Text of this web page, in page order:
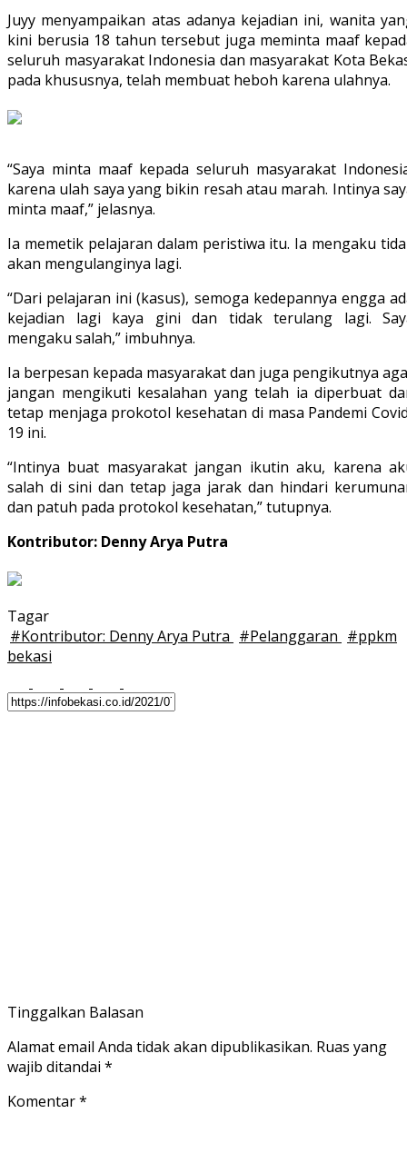
Juyy menyampaikan atas adanya kejadian ini, wanita
kini berusia 18 tahun tersebut juga meminta maaf
seluruh masyarakat Indonesia dan masyarakat Kota
pada khususnya, telah membuat heboh karena ulahnya.
“Saya minta maaf kepada seluruh masyarakat
karena ulah saya yang bikin resah atau marah. Intinya
minta maaf,” jelasnya.
Ia memetik pelajaran dalam peristiwa itu. Ia mengaku
akan mengulanginya lagi.
“Dari pelajaran ini (kasus), semoga kedepannya engga
kejadian lagi kaya gini dan tidak terulang lagi.
mengaku salah,” imbuhnya.
Ia berpesan kepada masyarakat dan juga pengikutnya
jangan mengikuti kesalahan yang telah ia diperbuat
tetap menjaga prokotol kesehatan di masa Pandemi
19 ini.
“Intinya buat masyarakat jangan ikutin aku, karena
salah di sini dan tetap jaga jarak dan hindari
dan patuh pada protokol kesehatan,” tutupnya.
Kontributor: Denny Arya Putra
Tagar
#Kontributor: Denny Arya Putra #Pelanggaran #ppkm
bekasi
Tinggalkan Balasan
Alamat email Anda tidak akan dipublikasikan. Ruas yang
wajib ditandai *
Komentar*